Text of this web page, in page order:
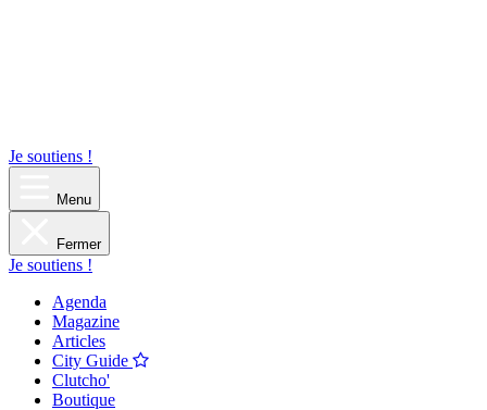
Je soutiens !
Menu
Fermer
Je soutiens !
Agenda
Magazine
Articles
City Guide
Clutcho'
Boutique